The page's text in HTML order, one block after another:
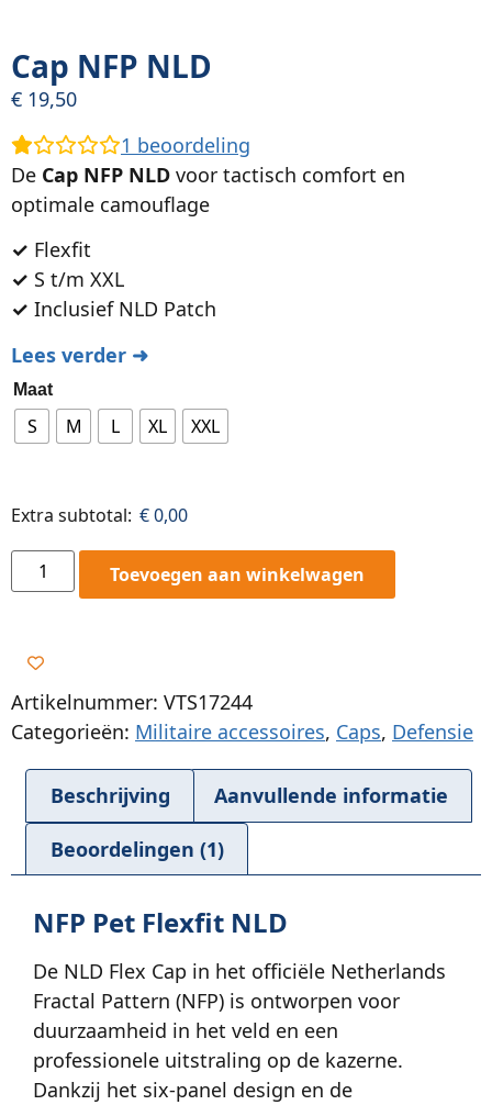
Cap NFP NLD
€ 19,50
1 beoordeling
De Cap NFP NLD voor tactisch comfort en
optimale camouflage
✓ Flexfit
✓ S t/m XXL
✓ Inclusief NLD Patch
Lees verder ➜
Maat
S M L XL XXL
Extra subtotal: €0,00
Toevoegen aan winkelwagen
Artikelnummer: VTS17244
Categorieën: Militaire accessoires, Caps, Defensie
Beschrijving Aanvullende informatie
Beoordelingen (1)
NFP Pet Flexfit NLD
De NLD Flex Cap in het officiële Netherlands
Fractal Pattern (NFP) is ontworpen voor
duurzaamheid in het veld en een
professionele uitstraling op de kazerne.
Dankzij het six-panel design en de